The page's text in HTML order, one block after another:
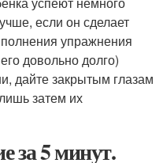
если он сделает
упражнения
довольно долго)
дайте закрытым глазам
затем их
за 5 минут.